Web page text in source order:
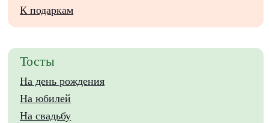
К подаркам
Тосты
На день рождения
На юбилей
На свадьбу